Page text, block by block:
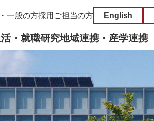
一般の方採用ご担当の方 English
・就職研究地域連携・産学連携